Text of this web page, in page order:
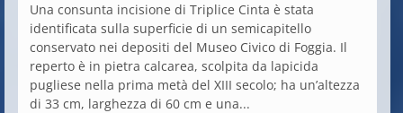
Una consunta incisione di Triplice Cinta è stata
identificata sulla superficie di un semicapitello
conservato nei depositi del Museo Civico di Foggia. Il
reperto è in pietra calcarea, scolpita da lapicida
pugliese nella prima metà del XIII secolo; ha un’altezza
di 33 cm, larghezza di 60 cm e una...